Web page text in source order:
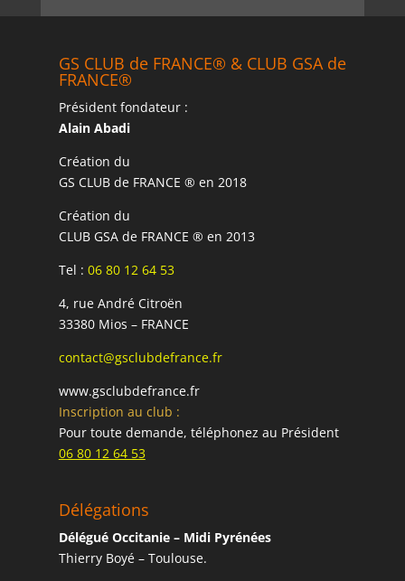
GS CLUB de FRANCE® & CLUB GSA de
FRANCE®
Président fondateur :
Alain Abadi
Création du
GS CLUB de FRANCE ® en 2018
Création du
CLUB GSA de FRANCE ® en 2013
Tel : 06 80 12 64 53
4, rue André Citroën
33380 Mios – FRANCE
contact@gsclubdefrance.fr
www.gsclubdefrance.fr
Inscription au club :
Pour toute demande, téléphonez au Président
06 80 12 64 53
Délégations
Délégué Occitanie – Midi Pyrénées
Thierry Boyé – Toulouse.